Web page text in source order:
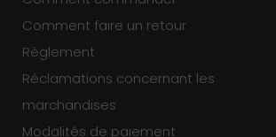
Comment faire un retour
Règlement
Réclamations concernant les
marchandises
Modalités de paiement